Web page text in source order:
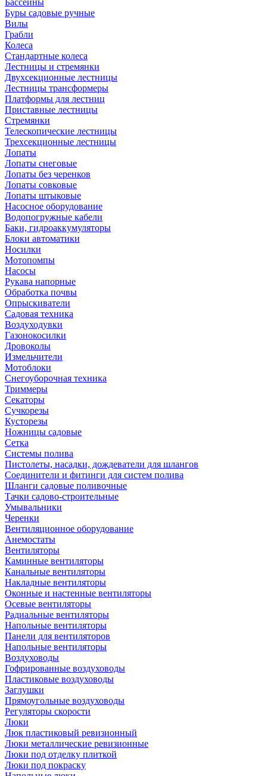
Бассейны
Буры садовые ручные
Вилы
Грабли
Колеса
Стандартные колеса
Лестницы и стремянки
Двухсекционные лестницы
Лестницы трансформеры
Платформы для лестниц
Приставные лестницы
Стремянки
Телескопические лестницы
Трехсекционные лестницы
Лопаты
Лопаты снеговые
Лопаты без черенков
Лопаты совковые
Лопаты штыковые
Насосное оборудование
Водопогружные кабели
Баки, гидроаккумуляторы
Блоки автоматики
Носилки
Мотопомпы
Насосы
Рукава напорные
Обработка почвы
Опрыскиватели
Садовая техника
Воздуходувки
Газонокосилки
Дровоколы
Измельчители
Мотоблоки
Снегоуборочная техника
Триммеры
Секаторы
Сучкорезы
Кусторезы
Ножницы садовые
Сетка
Системы полива
Пистолеты, насадки, дождеватели для шлангов
Соединители и фитинги для систем полива
Шланги садовые поливочные
Тачки садово-строительные
Умывальники
Черенки
Вентиляционное оборудование
Анемостаты
Вентиляторы
Каминные вентиляторы
Канальные вентиляторы
Накладные вентиляторы
Оконные и настенные вентиляторы
Осевые вентиляторы
Радиальные вентиляторы
Напольные вентиляторы
Панели для вентиляторов
Напольные вентиляторы
Воздуховоды
Гофрированные воздуховоды
Пластиковые воздуховоды
Заглушки
Прямоугольные воздуховоды
Регуляторы скорости
Люки
Люк пластиковый ревизионный
Люки металлические ревизионные
Люки под отделку плиткой
Люки под покраску